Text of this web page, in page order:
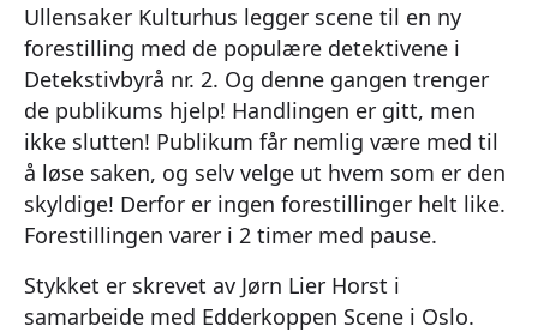
Ullensaker Kulturhus legger scene til en ny
forestilling med de populære detektivene i
Detekstivbyrå nr. 2. Og denne gangen trenger
de publikums hjelp! Handlingen er gitt, men
ikke slutten! Publikum får nemlig være med til
å løse saken, og selv velge ut hvem som er den
skyldige! Derfor er ingen forestillinger helt like.
Forestillingen varer i 2 timer med pause.
Stykket er skrevet av Jørn Lier Horst i
samarbeide med Edderkoppen Scene i Oslo.